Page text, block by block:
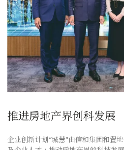
推进房地产界创科发展
企业创新计划“城慧”由信和集团和置